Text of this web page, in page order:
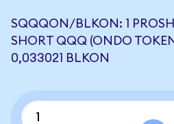
SQQQON/BLKON: 1
SHORT QQQ (ONDO
0,033021 BLKON